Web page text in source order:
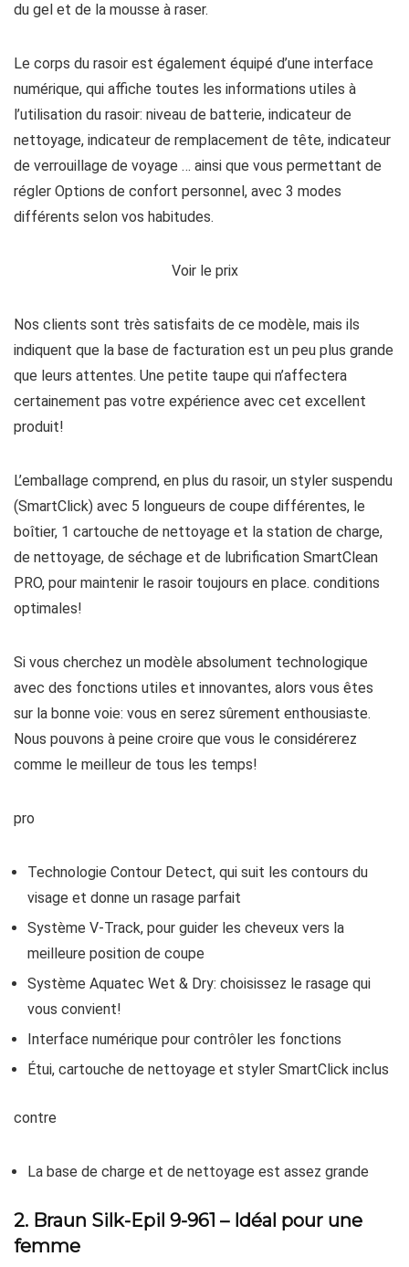
du gel et de la mousse à raser.
Le corps du rasoir est également équipé d’une interface
numérique, qui affiche toutes les informations utiles à
l’utilisation du rasoir: niveau de batterie, indicateur de
nettoyage, indicateur de remplacement de tête, indicateur
de verrouillage de voyage … ainsi que vous permettant de
régler Options de confort personnel, avec 3 modes
différents selon vos habitudes.
Voir le prix
Nos clients sont très satisfaits de ce modèle, mais ils
indiquent que la base de facturation est un peu plus grande
que leurs attentes. Une petite taupe qui n’affectera
certainement pas votre expérience avec cet excellent
produit!
L’emballage comprend, en plus du rasoir, un styler suspendu
(SmartClick) avec 5 longueurs de coupe différentes, le
boîtier, 1 cartouche de nettoyage et la station de charge,
de nettoyage, de séchage et de lubrification SmartClean
PRO, pour maintenir le rasoir toujours en place. conditions
optimales!
Si vous cherchez un modèle absolument technologique
avec des fonctions utiles et innovantes, alors vous êtes
sur la bonne voie: vous en serez sûrement enthousiaste.
Nous pouvons à peine croire que vous le considérerez
comme le meilleur de tous les temps!
pro
Technologie Contour Detect, qui suit les contours du
visage et donne un rasage parfait
Système V-Track, pour guider les cheveux vers la
meilleure position de coupe
Système Aquatec Wet & Dry: choisissez le rasage qui
vous convient!
Interface numérique pour contrôler les fonctions
Étui, cartouche de nettoyage et styler SmartClick inclus
contre
La base de charge et de nettoyage est assez grande
2. Braun Silk-Epil 9-961 – Idéal pour une
femme